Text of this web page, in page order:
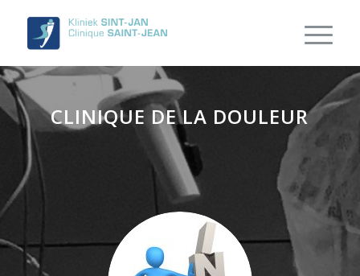
CLINIQUE DE LA DOULEUR